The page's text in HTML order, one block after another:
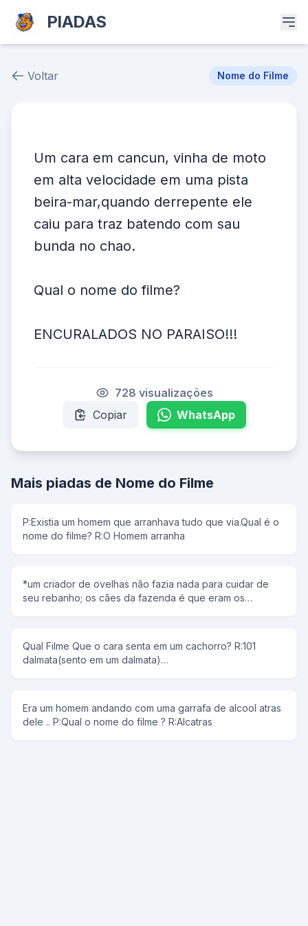
PIADAS
Voltar Nome do Filme
Um cara em cancun, vinha de moto
em alta velocidade em uma pista
beira-mar,quando derrepente ele
caiu para traz batendo com sau
bunda no chao.
Qual o nome do filme?
ENCURALADOS NO PARAISO!!!
728 visualizações
Copiar
WhatsApp
Mais piadas de Nome do Filme
P:Existia um homem que arranhava tudo que via.Qual é o
nome do filme? R:O Homem arranha
*um criador de ovelhas não fazia nada para cuidar de
seu rebanho; os cães da fazenda é que eram os
Qual Filme Que o cara senta em um cachorro? R:101
dalmata(sento em um dalmata)
filho...qual nome do filme? R:Ninguem segura esse bebê
_______________________________________________ Era uma vez
Era um homem andando com uma garrafa de alcool atras
dele .. P:Qual o nome do filme ? R:Alcatras